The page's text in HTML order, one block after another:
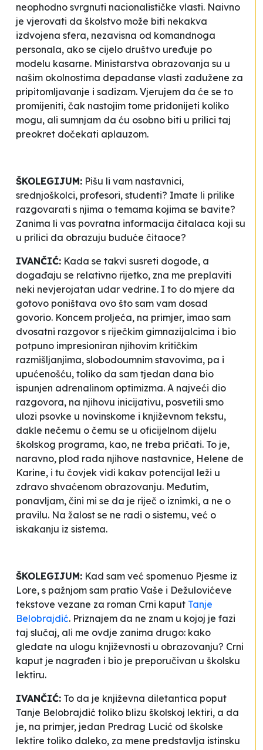
neophodno svrgnuti nacionalističke vlasti. Naivno
je vjerovati da školstvo može biti nekakva
izdvojena sfera, nezavisna od komandnoga
personala, ako se cijelo društvo uređuje po
modelu kasarne. Ministarstva obrazovanja su u
našim okolnostima depadanse vlasti zadužene za
pripitomljavanje i sadizam. Vjerujem da će se to
promijeniti, čak nastojim tome pridonijeti koliko
mogu, ali sumnjam da ću osobno biti u prilici taj
preokret dočekati aplauzom.
ŠKOLEGIJUM: Pišu li vam nastavnici,
srednjoškolci, profesori, studenti? Imate li prilike
razgovarati s njima o temama kojima se bavite?
Zanima li vas povratna informacija čitalaca koji su
u prilici da obrazuju buduće čitaoce?
IVANČIĆ: Kada se takvi susreti dogode, a
događaju se relativno rijetko, zna me preplaviti
neki nevjerojatan udar vedrine. I to do mjere da
gotovo poništava ovo što sam vam dosad
govorio. Koncem proljeća, na primjer, imao sam
dvosatni razgovor s riječkim gimnazijalcima i bio
potpuno impresioniran njihovim kritičkim
razmišljanjima, slobodoumnim stavovima, pa i
upućenošću, toliko da sam tjedan dana bio
ispunjen adrenalinom optimizma. A najveći dio
razgovora, na njihovu inicijativu, posvetili smo
ulozi psovke u novinskome i književnom tekstu,
dakle nečemu o čemu se u oficijelnom dijelu
školskog programa, kao, ne treba pričati. To je,
naravno, plod rada njihove nastavnice, Helene de
Karine, i tu čovjek vidi kakav potencijal leži u
zdravo shvaćenom obrazovanju. Međutim,
ponavljam, čini mi se da je riječ o iznimki, a ne o
pravilu. Na žalost se ne radi o sistemu, već o
iskakanju iz sistema.
ŠKOLEGIJUM: Kad sam već spomenuo Pjesme iz
Lore, s pažnjom sam pratio Vaše i Dežulovićeve
tekstove vezane za roman Crni kaput Tanje
Belobrajdić. Priznajem da ne znam u kojoj je fazi
taj slučaj, ali me ovdje zanima drugo: kako
gledate na ulogu književnosti u obrazovanju? Crni
kaput je nagrađen i bio je preporučivan u školsku
lektiru.
IVANČIĆ: To da je književna diletantica poput
Tanje Belobrajdić toliko blizu školskoj lektiri, a da
je, na primjer, jedan Predrag Lucić od školske
lektire toliko daleko, za mene predstavlja istinsku